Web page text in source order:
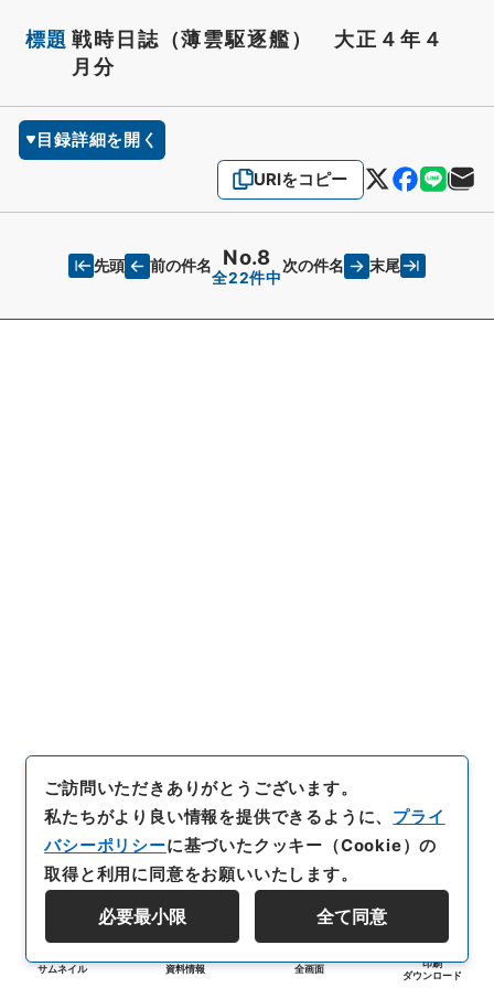
標題 戦時日誌（薄雲駆逐艦） 大正４年４
月分
目録詳細を開く
URIをコピー
先頭 前の件名 No.8
全22件中
次の件名 末尾
サムネイル 資料情報 全画面
印刷
ダウンロード
ご訪問いただきありがとうございます。
私たちがより良い情報を提供できるように、 プライ
バシーポリシーに基づいたクッキー（Cookie）の
取得と利用に同意をお願いいたします。
必要最小限 全て同意